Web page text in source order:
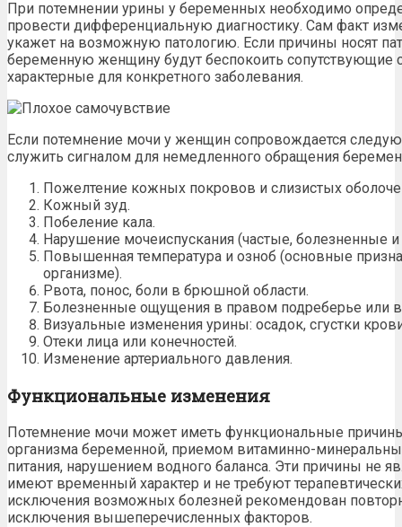
При потемнении урины у беременных необходимо
провести дифференциальную диагностику. Сам факт
укажет на возможную патологию. Если причины носят
беременную женщину будут беспокоить сопутствующие
характерные для конкретного заболевания.
Если потемнение мочи у женщин сопровождается
служить сигналом для немедленного обращения
Пожелтение кожных покровов и слизистых
Кожный зуд.
Побеление кала.
Нарушение мочеиспускания (частые, болезненные
Повышенная температура и озноб (основные
организме).
Рвота, понос, боли в брюшной области.
Болезненные ощущения в правом подреберье или в
Визуальные изменения урины: осадок, сгустки
Отеки лица или конечностей.
Изменение артериального давления.
Функциональные изменения
Потемнение мочи может иметь функциональные
организма беременной, приемом витаминно-
питания, нарушением водного баланса. Эти причины не
имеют временный характер и не требуют
исключения возможных болезней рекомендован
исключения вышеперечисленных факторов.